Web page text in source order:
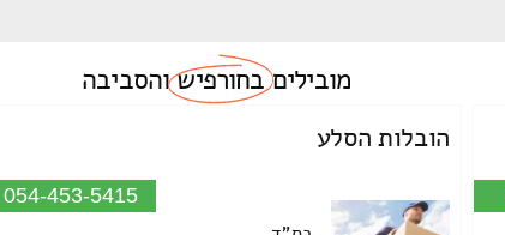
מוביליםבחורפישוהסביבה
הובלות הסלע
054-453-5415